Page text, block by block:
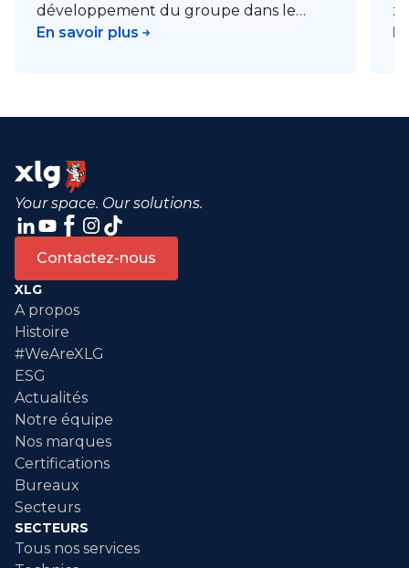
développement du groupe dans le
Nord de la France.
En savoir plus
Your space. Our solutions.
Contactez-nous
XLG
A propos
Histoire
#WeAreXLG
ESG
Actualités
Notre équipe
Nos marques
Certifications
Bureaux
Secteurs
SECTEURS
Tous nos services